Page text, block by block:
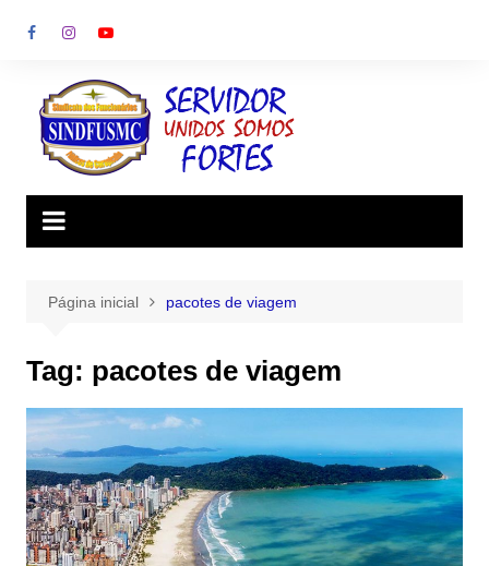
para
conteúdo
Página inicial pacotes de viagem
Tag: pacotes de viagem